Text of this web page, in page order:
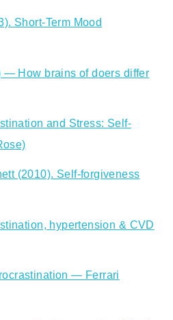
Short-Term Mood
— How brains of doers differ
and Stress: Self-
(2010). Self-forgiveness
hypertension & CVD
— Ferrari